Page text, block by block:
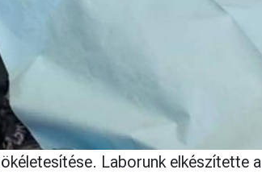
Laborunk elkészítette a